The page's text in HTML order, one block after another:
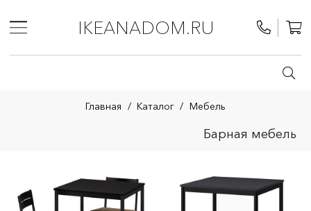
IKEANADOM.RU
Главная / Каталог / Мебель
Барная мебель